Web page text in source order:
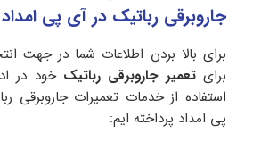
جاروبرقی رباتیک در آی پی امداد
برای بالا بردن اطلاعات شما در جهت
برای تعمیر جاروبرقی رباتیک خود در
استفاده از خدمات تعمیرات جاروبرقی
پی امداد پرداخته ایم: